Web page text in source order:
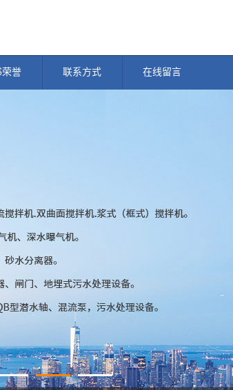
荣誉 联系方式 在线留言